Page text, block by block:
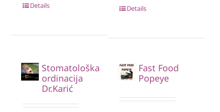
Details Details
Stomatološka
ordinacija
Dr.Karić
Fast Food
Popeye